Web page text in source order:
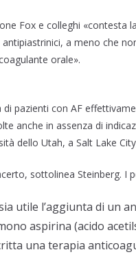
Fox e colleghi «contesta
a meno che
orale».
pazienti con AF
anche in assenza di
dello Utah, a Salt Lake
sottolinea Steinberg. I
utile l’aggiunta di un
aspirina (acido
una terapia